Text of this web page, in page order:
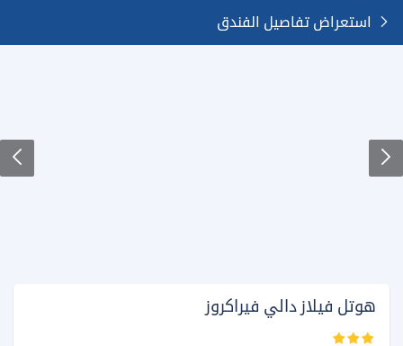
استعراض تفاصيل الفندق
هوتل فيلاز دالي فيراكروز